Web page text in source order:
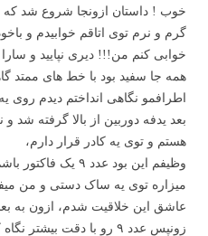
خوب ! داستان ازونجا شروع شد
گرم و نرم توی اتاقم خوابیدم و
خوابی کنم من!!! دیری نپایید و
همه جا سفید بود با خط های ممتد
اطرافمو نگاهی انداختم دیدم روی
هستم و توی یه کادر قرار دارم،
وظیفم این بود عدد
میزاره توی یه ساک دستی و من
عاشق این خلاقیت شدم، ازون به
زونپس عدد ۹ رو با دقت بیشتر نگاه کردم …